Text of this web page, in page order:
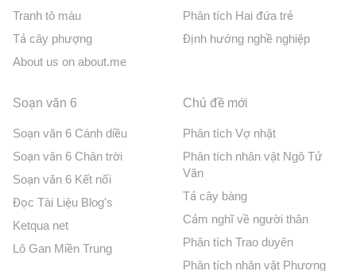
Tranh tô màu
Tả cây phượng
About us on about.me
Phân tích Hai đứa trẻ
Định hướng nghề nghiệp
Soạn văn 6
Soạn văn 6 Cánh diều
Soạn văn 6 Chân trời
Soạn văn 6 Kết nối
Đọc Tài Liệu Blog's
Ketqua net
Lô Gan Miền Trung
Chủ đề mới
Phân tích Vợ nhặt
Phân tích nhân vật Ngô Tử
Văn
Tả cây bàng
Cảm nghĩ về người thân
Phân tích Trao duyên
Phân tích nhân vật Phương